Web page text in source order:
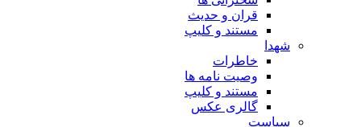
قران و حدیث
مستند و کلیپ
شهدا
خاطرات
وصیت نامه ها
مستند و کلیپ
گالری عکس
سیاست